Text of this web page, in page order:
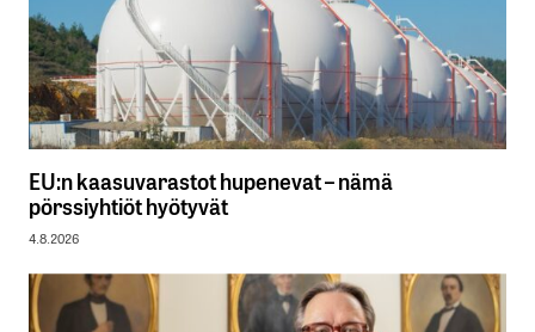
EU:n kaasuvarastot hupenevat – nämä
pörssiyhtiöt hyötyvät
4.8.2026